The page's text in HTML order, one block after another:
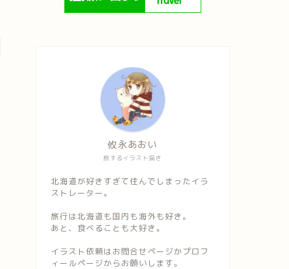
旅するイラスト描き
攸永あおい
北海道が好きすぎて住んでしまったイラ
ストレーター。
旅行は北海道も国内も海外も好き。
あと、食べることも大好き。
イラスト依頼はお問合せページかプロフ
ィールページからお願いします。